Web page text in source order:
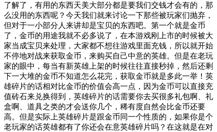
了解了，有用的东西天美大部分都是要我们交钱才会有的，那
么没用的东西呢？今天我们就来讨论一下那些被玩家们抛弃，
但对于一小部分人来讲却是宝贝的东西吧。第一个就是金币
了，金币的用途我就不必多说了，在本游戏刚上市的时候被大
家当成宝贝来处理，大家都不想往游戏里面充钱，所以就开始
不停地对战来获取金币，来购买自己中意的英雄。但是在老玩
家的眼中，每当有新英雄上架的时候往往直接秒掉，然后还剩
下一大堆的金币不知道怎么花完，获取金币就是多此一举！英
雄碎片的话相对比金币的价值会高一点，因为金币可以直接充
值砖石来兑换得到，英雄碎片的话需要你去买很多礼包啊、礼
盒啊、道具之类的才会送你几个，稀有度自然会比金币还要
高。但是实际上英雄碎片是跟金币同一个性质的，如果你是个
老玩家的话英雄都有了你还会在意英雄碎片吗？在这就是在对